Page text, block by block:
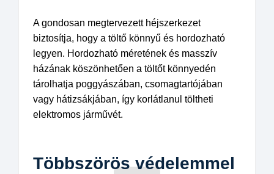
A gondosan megtervezett héjszerkezet
biztosítja, hogy a töltő könnyű és hordozható
legyen. Hordozható méretének és masszív
házának köszönhetően a töltőt könnyedén
tárolhatja poggyászában, csomagtartójában
vagy hátizsákjában, így korlátlanul töltheti
elektromos járművét.
Többszörös védelemmel